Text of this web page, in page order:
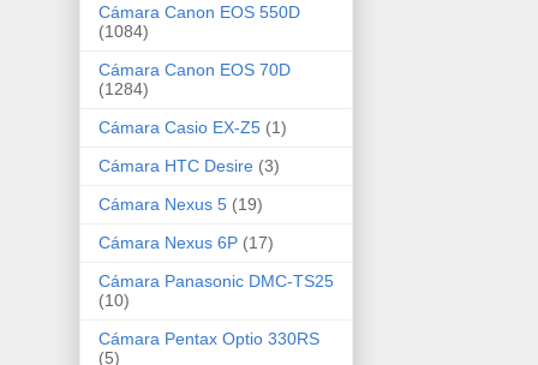
Cámara Canon EOS 550D
(1084)
Cámara Canon EOS 70D
(1284)
Cámara Casio EX-Z5 (1)
Cámara HTC Desire (3)
Cámara Nexus 5 (19)
Cámara Nexus 6P (17)
Cámara Panasonic DMC-TS25
(10)
Cámara Pentax Optio 330RS
(5)